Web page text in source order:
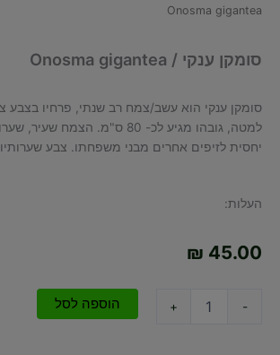
Onosma gigantea
סומקן ענקי / Onosma gigantea
סומקן ענקי הוא עשב/צמח רב שנתי, פרחיו בצבע
למטה, גובהו מגיע לכ- 80 ס"מ. הצמח
יחסית לזיפים אחרים מבני משפחתו. צבע שערותיו
העלות:
₪ 45.00
-
+ הוספה לסל